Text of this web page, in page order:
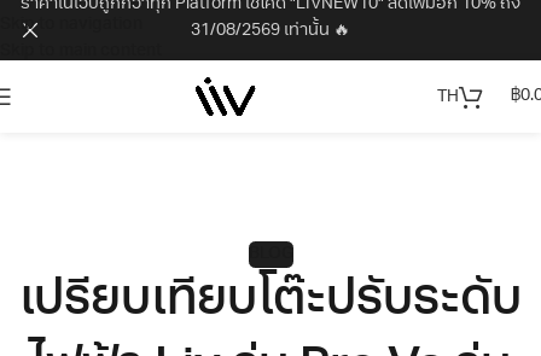
Skip to navigation
TH ฿
เปรียบเทียบโต๊ะปรับระดับ
ราคาในเว็บถูกกว่าทุก Platform ใช้โค้ด "LIVNEW10" ลดเพิ่มอีก 10% ถึง
31/08/2569 เท่านั้น 🔥